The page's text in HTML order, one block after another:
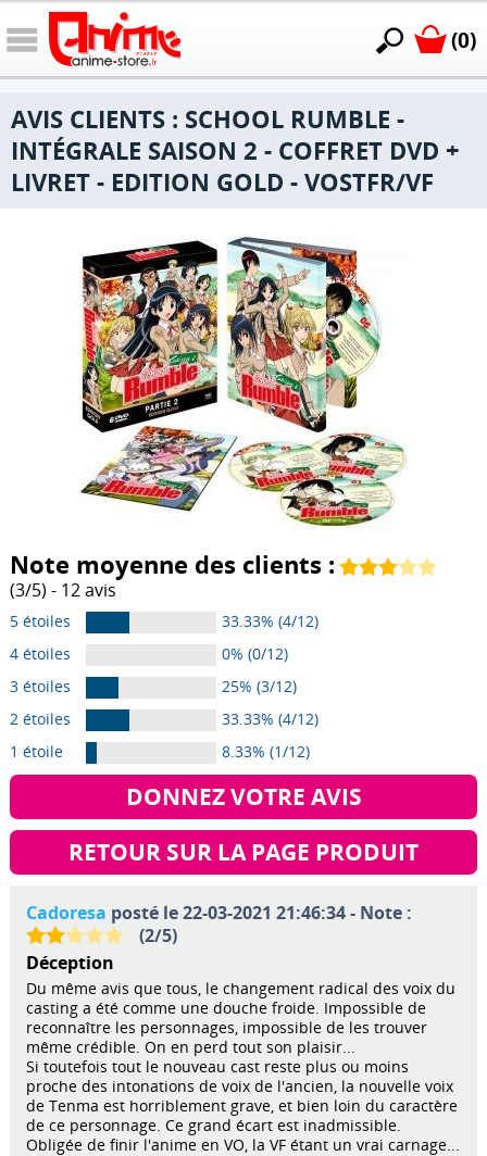
(0)
AVIS CLIENTS : SCHOOL RUMBLE -
INTÉGRALE SAISON 2 - COFFRET DVD +
LIVRET - EDITION GOLD - VOSTFR/VF
Note moyenne des clients :
(3/5) - 12avis
5 étoiles
33.33% (4/12)
4 étoiles
0% (0/12)
3 étoiles
25% (3/12)
2 étoiles
33.33% (4/12)
1 étoile
8.33% (1/12)
DONNEZ VOTRE AVIS
RETOUR SUR LA PAGE PRODUIT
Cadoresa posté le 22-03-2021 21:46:34 - Note :
(2/5)
Déception
Du même avis que tous, le changement radical des voix du
casting a été comme une douche froide. Impossible de
reconnaître les personnages, impossible de les trouver
même crédible. On en perd tout son plaisir...
Si toutefois tout le nouveau cast reste plus ou moins
proche des intonations de voix de l'ancien, la nouvelle voix
de Tenma est horriblement grave, et bien loin du caractère
de ce personnage. Ce grand écart est inadmissible.
Obligée de finir l'anime en VO, la VF étant un vrai carnage...